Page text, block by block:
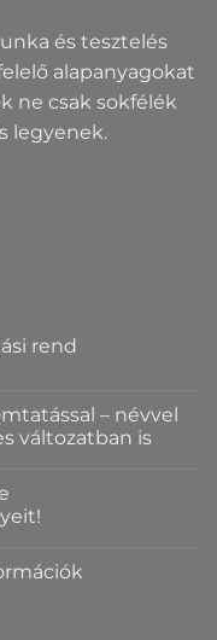
és tesztelés
alapanyagokat
ne csak sokfélék
legyenek.
rend
– névvel
változatban is